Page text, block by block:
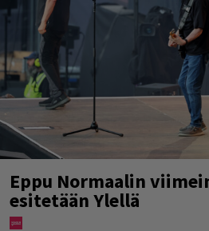
Eppu Normaalin
esitetään Ylellä